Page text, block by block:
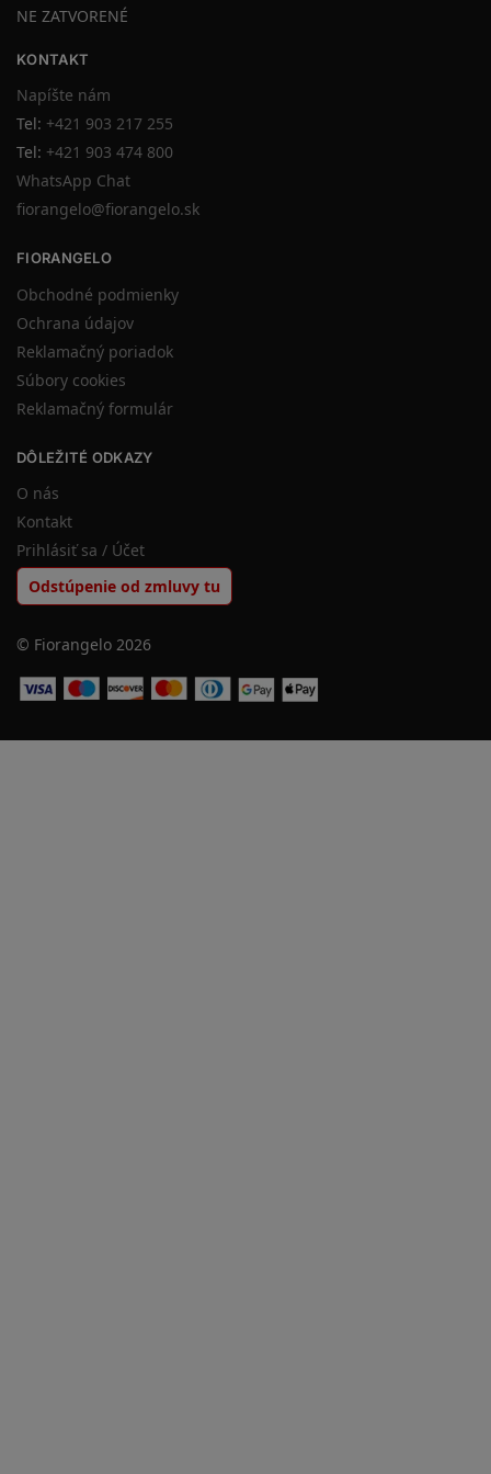
NE ZATVORENÉ
KONTAKT
Napíšte nám
Tel: +421 903 217 255
Tel: +421 903 474 800
WhatsApp Chat
fiorangelo@fiorangelo.sk
FIORANGELO
Obchodné podmienky
Ochrana údajov
Reklamačný poriadok
Súbory cookies
Reklamačný formulár
DÔLEŽITÉ ODKAZY
O nás
Kontakt
Prihlásiť sa / Účet
Odstúpenie od zmluvy tu
© Fiorangelo 2026